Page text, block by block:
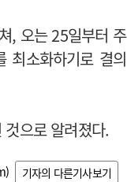
, 오는 25일부터 주
최소화하기로 결의
으로 알려졌다.
) 기자의 다른기사보기